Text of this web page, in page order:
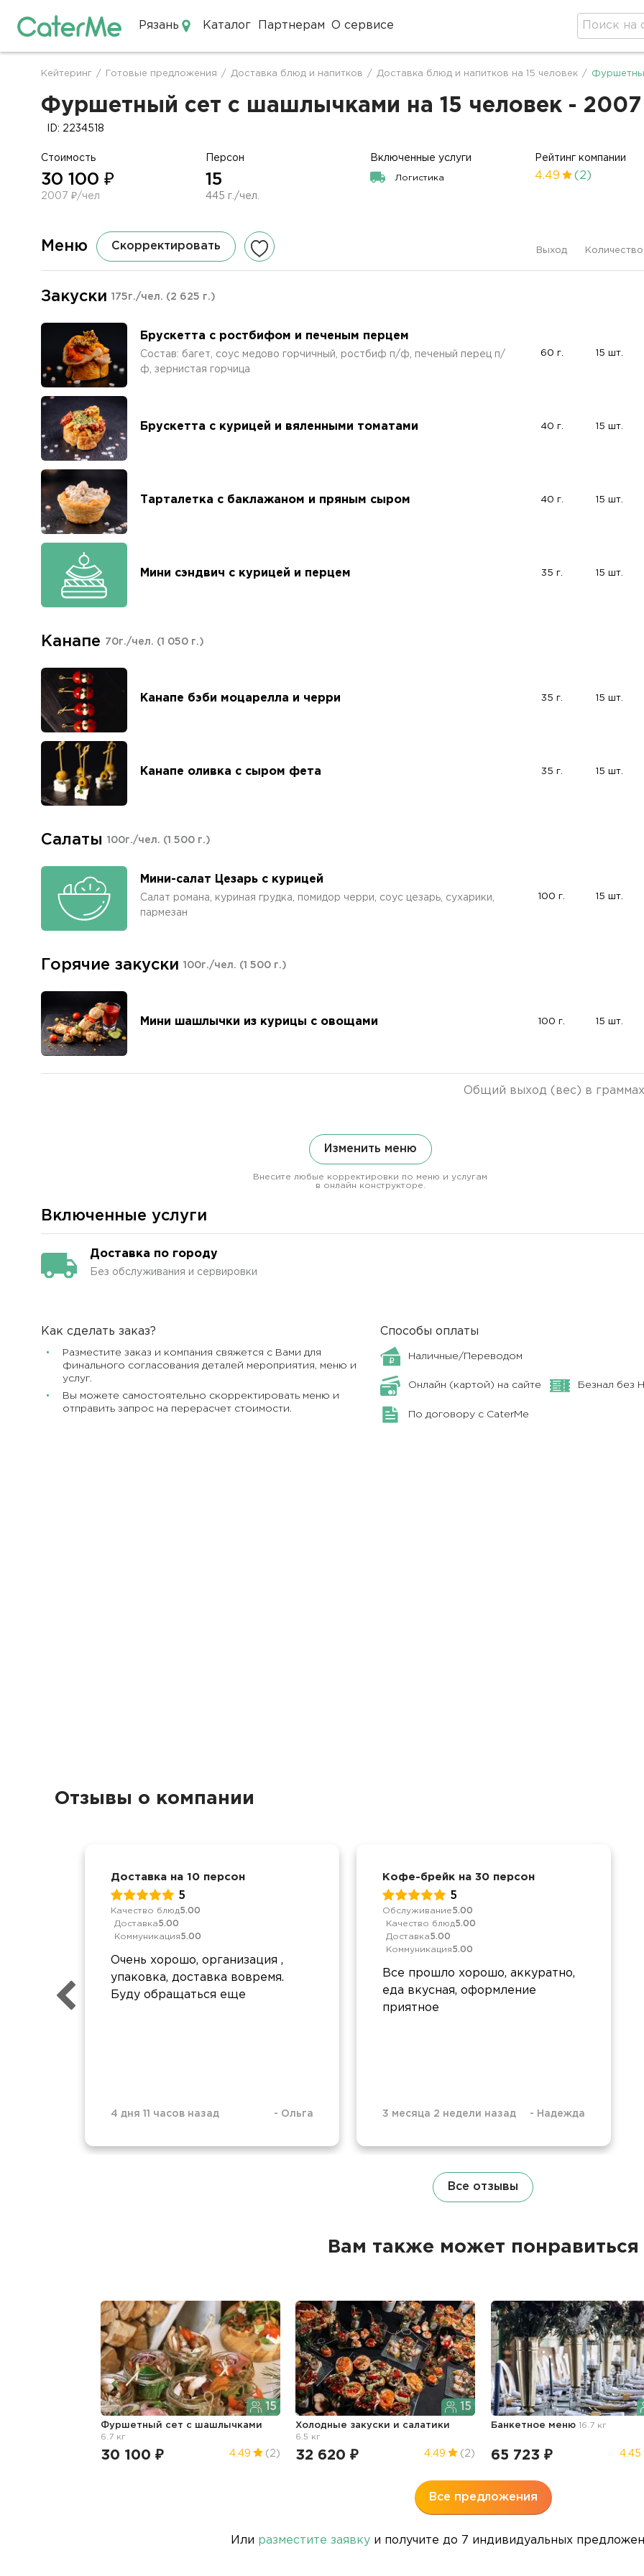
Рязань Каталог Партнерам О сервисе
Строка
навигации
Кейтеринг / Готовые предложения / Доставка блюд и напитков / Доставка блюд и напитков на 15 человек /
Фуршетный сет с шашлычками на 15 человек -
ID: 2234518
Стоимость
30 100 ₽
2007 ₽/чел
Персон
15
445 г./чел.
Включенные услуги
Логистика
Рейтинг компании
4.49 (2)
Меню Скорректировать Выход Количество
Закуски 175г./чел. (2 625 г.)
Брускетта с ростбифом и печеным перцем
Состав: багет, соус медово горчичный, ростбиф п/ф, печеный перец п/
ф, зернистая горчица
60 г. 15 шт.
Брускетта с курицей и вяленными томатами 40 г. 15 шт.
Тарталетка с баклажаном и пряным сыром 40 г. 15 шт.
Мини сэндвич с курицей и перцем 35 г. 15 шт.
Канапе 70г./чел. (1 050 г.)
Канапе бэби моцарелла и черри 35 г. 15 шт.
Канапе оливка с сыром фета 35 г. 15 шт.
Салаты 100г./чел. (1 500 г.)
Мини-салат Цезарь с курицей
Салат романа, куриная грудка, помидор черри, соус цезарь, сухарики,
пармезан
100 г. 15 шт.
Горячие закуски 100г./чел. (1 500 г.)
Мини шашлычки из курицы с овощами 100 г. 15 шт.
Общий выход (вес) в
Изменить меню
Внесите любые корректировки по меню и услугам
в онлайн конструкторе.
Включенные услуги
Доставка по городу
Без обслуживания и сервировки
Как сделать заказ?
Разместите заказ и компания свяжется с Вами для
финального согласования деталей мероприятия, меню и
услуг.
Вы можете самостоятельно скорректировать меню и
отправить запрос на перерасчет стоимости.
Способы оплаты
Наличные/Переводом
Онлайн (картой) на сайте Безнал без
По договору с CaterMe
Отзывы о компании
Доставка на 10 персон
5
Качество блюд5.00
Доставка5.00
Коммуникация5.00
Очень хорошо, организация ,
упаковка, доставка вовремя.
Буду обращаться еще
4 дня 11 часов назад - Ольга
Кофе-брейк на 30 персон
5
Обслуживание5.00
Качество блюд5.00
Доставка5.00
Коммуникация5.00
Все прошло хорошо, аккуратно,
еда вкусная, оформление
приятное
3 месяца 2 недели назад - Надежда
Все отзывы
Вам также может понравиться
15
Фуршетный сет с шашлычками
6.7 кг
30 100 ₽ 4.49 (2)
15
Холодные закуски и салатики
6.5 кг
32 620 ₽ 4.49 (2)
Банкетное меню 16.7 кг
65 723 ₽ 4.45
Все предложения
Или разместите заявку и получите до 7 индивидуальных